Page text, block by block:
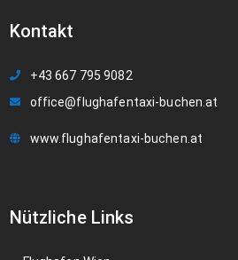
Kontakt
+43 667 795 9082
office@flughafentaxi-buchen.at
www.flughafentaxi-buchen.at
Nützliche Links